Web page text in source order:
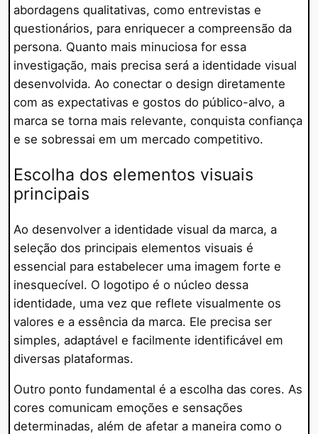
abordagens qualitativas, como entrevistas e
questionários, para enriquecer a compreensão da
persona. Quanto mais minuciosa for essa
investigação, mais precisa será a identidade visual
desenvolvida. Ao conectar o design diretamente
com as expectativas e gostos do público-alvo, a
marca se torna mais relevante, conquista confiança
e se sobressai em um mercado competitivo.
Escolha dos elementos visuais
principais
Ao desenvolver a identidade visual da marca, a
seleção dos principais elementos visuais é
essencial para estabelecer uma imagem forte e
inesquecível. O logotipo é o núcleo dessa
identidade, uma vez que reflete visualmente os
valores e a essência da marca. Ele precisa ser
simples, adaptável e facilmente identificável em
diversas plataformas.
Outro ponto fundamental é a escolha das cores. As
cores comunicam emoções e sensações
determinadas, além de afetar a maneira como o